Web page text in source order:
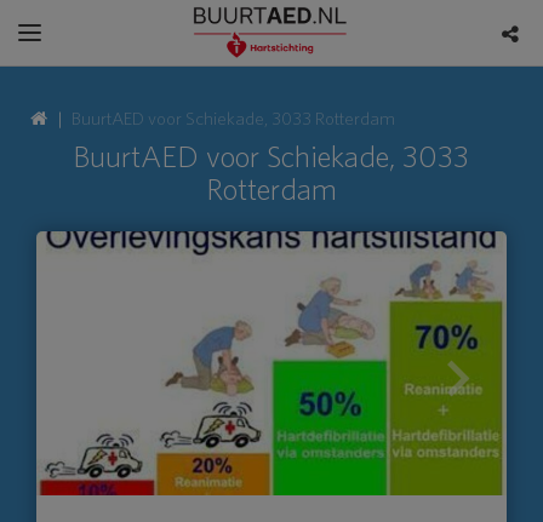
BuurtAED voor Schiekade, 3033 Rotterdam
BuurtAED voor Schiekade, 3033
Rotterdam